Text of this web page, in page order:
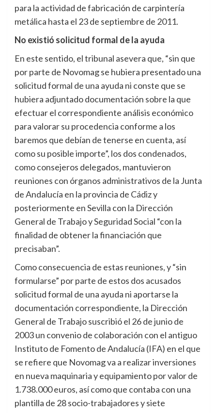
para la actividad de fabricación de carpintería
metálica hasta el 23 de septiembre de 2011.
No existió solicitud formal de la ayuda
En este sentido, el tribunal asevera que, “sin que
por parte de Novomag se hubiera presentado una
solicitud formal de una ayuda ni conste que se
hubiera adjuntado documentación sobre la que
efectuar el correspondiente análisis económico
para valorar su procedencia conforme a los
baremos que debían de tenerse en cuenta, así
como su posible importe”, los dos condenados,
como consejeros delegados, mantuvieron
reuniones con órganos administrativos de la Junta
de Andalucía en la provincia de Cádiz y
posteriormente en Sevilla con la Dirección
General de Trabajo y Seguridad Social “con la
finalidad de obtener la financiación que
precisaban”.
Como consecuencia de estas reuniones, y “sin
formularse” por parte de estos dos acusados
solicitud formal de una ayuda ni aportarse la
documentación correspondiente, la Dirección
General de Trabajo suscribió el 26 de junio de
2003 un convenio de colaboración con el antiguo
Instituto de Fomento de Andalucía (IFA) en el que
se refiere que Novomag va a realizar inversiones
en nueva maquinaria y equipamiento por valor de
1.738.000 euros, así como que contaba con una
plantilla de 28 socio-trabajadores y siete